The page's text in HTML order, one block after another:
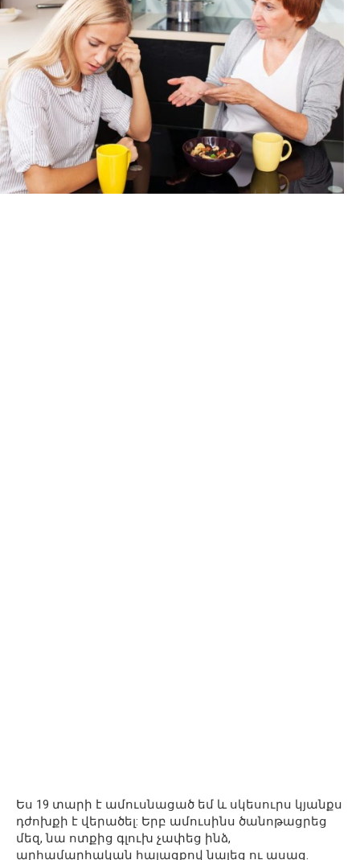
Ես 19 տարի է ամուսնացած եմ և սկեսուրս կյանքս
դժոխքի է վերածել: Երբ ամուսինս ծանոթացրեց
մեզ, նա ոտքից գլուխ չափեց ինձ,
արհամարհական հայացքով նայեց ու ասաց.